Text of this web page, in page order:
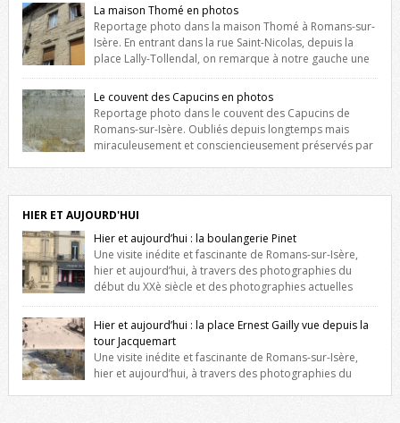
La maison Thomé en photos
Reportage photo dans la maison Thomé à Romans-sur-
Isère. En entrant dans la rue Saint-Nicolas, depuis la
place Lally-Tollendal, on remarque à notre gauche une
maison construite au XVIè siècle. Les deux façades sont ornées de
fenêtres jumelles à meneaux. Entre ces deux étages, on peut voir une
niche qui contient une statue de la Vierge. […]
Le couvent des Capucins en photos
Reportage photo dans le couvent des Capucins de
Romans-sur-Isère. Oubliés depuis longtemps mais
miraculeusement et consciencieusement préservés par
l’histoire de la redécouverte de vestiges du couvent des Capucins !
Petit retour sur l’histoire […]
HIER ET AUJOURD'HUI
Hier et aujourd’hui : la boulangerie Pinet
Une visite inédite et fascinante de Romans-sur-Isère,
hier et aujourd’hui, à travers des photographies du
début du XXè siècle et des photographies actuelles
prises exactement dans le même cadre ! A l’angle de la place Jean
Jaurès et de l’avenue Victor Hugo (à côté d’Intermarché), à Romans. La
boulangerie Jules Pinet est inscrite dans le […]
Hier et aujourd’hui : la place Ernest Gailly vue depuis la
tour Jacquemart
Une visite inédite et fascinante de Romans-sur-Isère,
hier et aujourd’hui, à travers des photographies du